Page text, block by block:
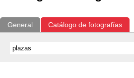
General Catálogo de fotografías